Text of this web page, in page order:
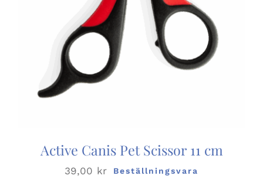
Active Canis Pet Scissor 11 cm
39,00 kr Beställningsvara